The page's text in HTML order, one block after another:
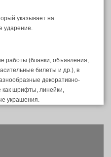
указывает на
ударение.
работы (бланки, объявления,
билеты и др.), в
декоративно-
как шрифты, линейки,
украшения.